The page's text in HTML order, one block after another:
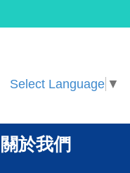
Select Language ▼
關於我們